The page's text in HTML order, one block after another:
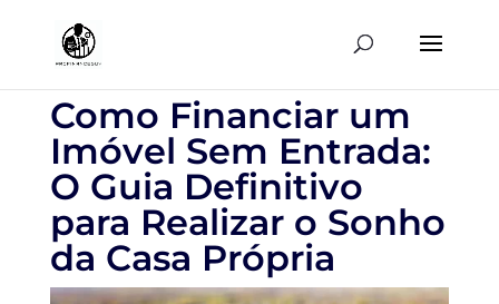
Como Financiar um
Imóvel Sem Entrada:
O Guia Definitivo
para Realizar o Sonho
da Casa Própria